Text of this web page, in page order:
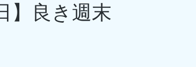
】良き週末